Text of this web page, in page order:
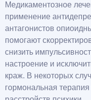
Медикаментозное
применение
антагонистов
помогают
снизить
настроение и
краж. В некоторых
гормональная